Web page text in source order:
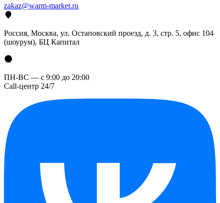
zakaz@warm-market.ru
Россия, Москва, ул. Остаповский проезд, д. 3, стр. 5, офис 104
(шоурум), БЦ Капитал
ПН-ВС — с 9:00 до 20:00
Call-центр 24/7